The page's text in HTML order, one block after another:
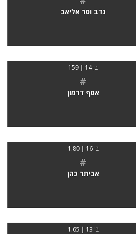
נדב וסר אליאב
בן 14 | 159
#
אסף דרמון
בן 16 | 1.80
#
אביתר כהן
בן 13 | 1.65